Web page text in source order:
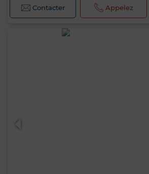
Contacter Appelez